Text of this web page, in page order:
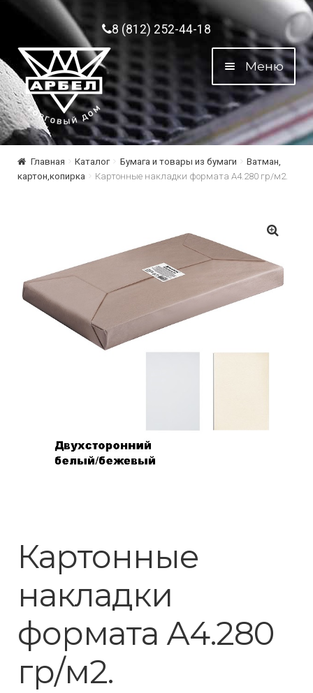
Перейти к навигации
Перейти к содержимому8 (812) 252-44-18
Меню
Главная Каталог Бумага и товары из бумаги
Ватман,
картон,копирка
Картонные накладки формата А4.280 гр/м2.
Картонные
накладки
формата А4.280
гр/м2.